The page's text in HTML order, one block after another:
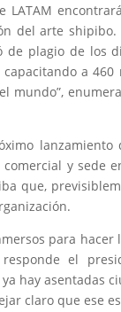
LATAM
del arte
de plagio de los
a
mundo”,
y sede
que,
para
el
hay asentadas
claro que ese